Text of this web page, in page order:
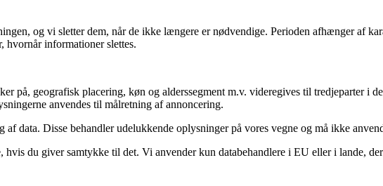
og vi sletter dem, når de ikke længere er nødvendige. Perioden afhænger af
hvornår informationer slettes.
på, geografisk placering, køn og alderssegment m.v. videregives til tredjeparter i
anvendes til målretning af annoncering.
data. Disse behandler udelukkende oplysninger på vores vegne og må ikke
du giver samtykke til det. Vi anvender kun databehandlere i EU eller i lande,